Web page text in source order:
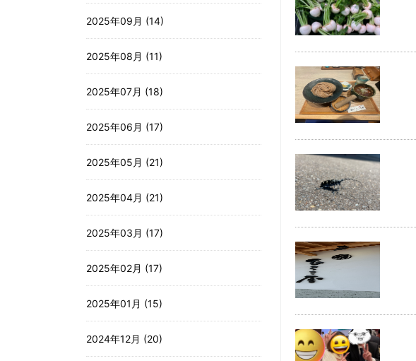
2025年09月 (14)
2025年08月 (11)
2025年07月 (18)
2025年06月 (17)
2025年05月 (21)
2025年04月 (21)
2025年03月 (17)
2025年02月 (17)
2025年01月 (15)
2024年12月 (20)